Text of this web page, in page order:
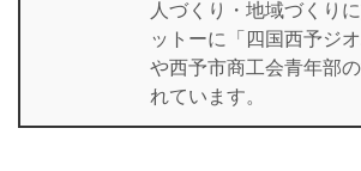
人づくり・地域づくり
ットーに「四国西予ジ
や西予市商工会青年部
れています。